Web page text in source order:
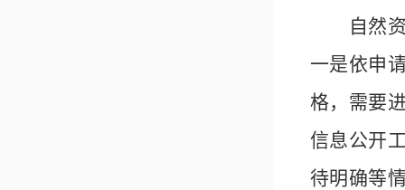
自然
一是依申
格，需要
信息公开
待明确等